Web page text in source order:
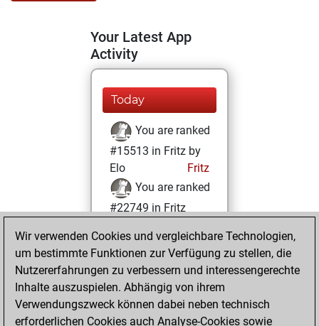
Your Latest App
Activity
Today
You are ranked
#15513 in Fritz by
Elo
Fritz
You are ranked
#22749 in Fritz
Sonntag, März 10,
2024
You achieved a
BeautyScore of 1
Wir verwenden Cookies und vergleichbare Technologien,
um bestimmte Funktionen zur Verfügung zu stellen, die
Nutzererfahrungen zu verbessern und interessengerechte
Inhalte auszuspielen. Abhängig von ihrem
Verwendungszweck können dabei neben technisch
erforderlichen Cookies auch Analyse-Cookies sowie